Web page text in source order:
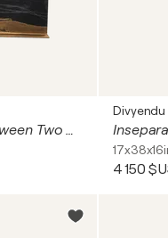
Energy XXIX – The Reach Between Two Worlds
Divyendu
4 150